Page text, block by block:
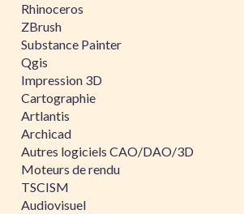
Rhinoceros
ZBrush
Substance Painter
Qgis
Impression 3D
Cartographie
Artlantis
Archicad
Autres logiciels CAO/DAO/3D
Moteurs de rendu
TSCISM
Audiovisuel